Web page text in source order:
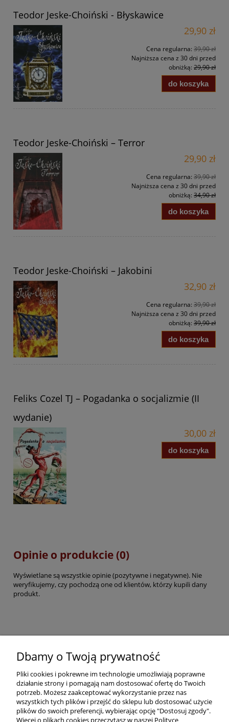
Teodor Jeske-Choiński - Błyskawice
29,90 zł
Cena regularna: 39,90 zł
Najniższa cena z 30 dni przed
obniżką: 29,90 zł
do koszyka
Teodor Jeske-Choiński – Terror
29,90 zł
Cena regularna: 39,90 zł
Najniższa cena z 30 dni przed
obniżką: 34,90 zł
do koszyka
Teodor Jeske-Choiński – Jakobini
32,90 zł
Cena regularna: 39,90 zł
Najniższa cena z 30 dni przed
obniżką: 39,90 zł
do koszyka
Feliks Cozel TJ – Pogadanka o socjalizmie (II
wydanie)
30,00 zł
do koszyka
Opinie o produkcie (0)
Wyświetlane są wszystkie opinie (pozytywne i negatywne). Nie
weryfikujemy, czy pochodzą one od klientów, którzy kupili dany
produkt.
Pomoc
Dostawa
Moje konto
Dbamy o Twoją prywatność
Pliki cookies i pokrewne im technologie umożliwiają poprawne
działanie strony i pomagają nam dostosować ofertę do Twoich
potrzeb. Możesz zaakceptować wykorzystanie przez nas
wszystkich tych plików i przejść do sklepu lub dostosować użycie
plików do swoich preferencji, wybierając opcję "Dostosuj zgody".
Więcej o plikach cookies przeczytasz w naszej Polityce